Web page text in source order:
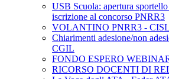
USB Scuola: apertura
iscrizione al concorso PNRR3
VOLANTINO PNRR3 - CISL
Chiarimenti adesione/non
CGIL
FONDO ESPERO
RICORSO DOCENTI DI